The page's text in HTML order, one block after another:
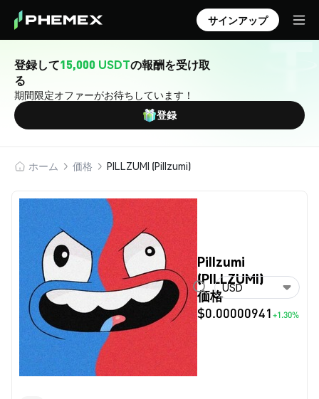
サインアップ
登録して15,000 USDTの報酬を受け取
る
期間限定オファーがお待ちしています！
登録
ホーム 価格 PILLZUMI (Pillzumi)
Pillzumi
(PILLZUMI)
価格
$0.00000941 +1.30%
USD